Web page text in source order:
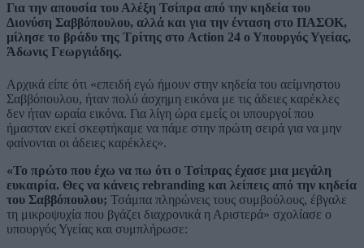
Για την απουσία του Αλέξη Τσίπρα από την κηδεία του
Διονύση Σαββόπουλου, αλλά και για την ένταση στο ΠΑΣΟΚ,
μίλησε το βράδυ της Τρίτης στο Action 24 ο Υπουργός Υγείας,
Άδωνις Γεωργιάδης.
Αρχικά είπε ότι «επειδή εγώ ήμουν στην κηδεία του αείμνηστου
Σαββόπουλου, ήταν πολύ άσχημη εικόνα με τις άδειες καρέκλες
δεν ήταν ωραία εικόνα. Για λίγη ώρα εμείς οι υπουργοί που
ήμασταν εκεί σκεφτήκαμε να πάμε στην πρώτη σειρά για να μην
φαίνονται οι άδειες καρέκλες».
«Το πρώτο που έχω να πω ότι ο Τσίπρας έχασε μια μεγάλη
ευκαιρία. Θες να κάνεις rebranding και λείπεις από την κηδεία
του Σαββόπουλου; Τσάμπα πληρώνεις τους συμβούλους, έβγαλε
τη μικροψυχία που βγάζει διαχρονικά η Αριστερά» σχολίασε ο
υπουργός Υγείας και συμπλήρωσε: